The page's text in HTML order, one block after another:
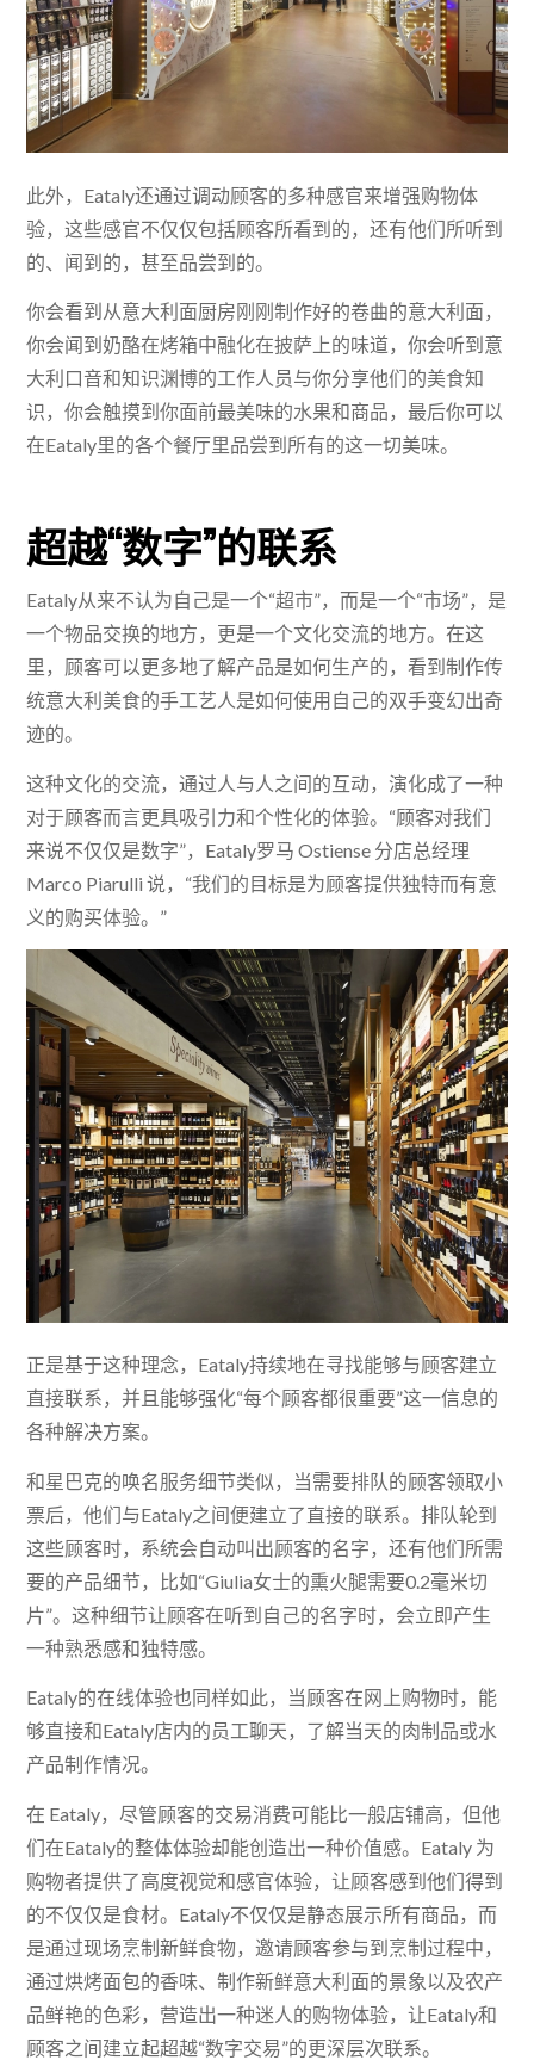
此外，Eataly还通过调动顾客的多种感官来增强购物体
验，这些感官不仅仅包括顾客所看到的，还有他们所听到
的、闻到的，甚至品尝到的。
你会看到从意大利面厨房刚刚制作好的卷曲的意大利面，
你会闻到奶酪在烤箱中融化在披萨上的味道，你会听到意
大利口音和知识渊博的工作人员与你分享他们的美食知
识，你会触摸到你面前最美味的水果和商品，最后你可以
在Eataly里的各个餐厅里品尝到所有的这一切美味。
超越“数字”的联系
Eataly从来不认为自己是一个“超市”，而是一个“市场”，是
一个物品交换的地方，更是一个文化交流的地方。在这
里，顾客可以更多地了解产品是如何生产的，看到制作传
统意大利美食的手工艺人是如何使用自己的双手变幻出奇
迹的。
这种文化的交流，通过人与人之间的互动，演化成了一种
对于顾客而言更具吸引力和个性化的体验。“顾客对我们
来说不仅仅是数字”，Eataly罗马 Ostiense 分店总经理
Marco Piarulli 说，“我们的目标是为顾客提供独特而有意
义的购买体验。”
正是基于这种理念，Eataly持续地在寻找能够与顾客建立
直接联系，并且能够强化“每个顾客都很重要”这一信息的
各种解决方案。
和星巴克的唤名服务细节类似，当需要排队的顾客领取小
票后，他们与Eataly之间便建立了直接的联系。排队轮到
这些顾客时，系统会自动叫出顾客的名字，还有他们所需
要的产品细节，比如“Giulia女士的熏火腿需要0.2毫米切
片”。这种细节让顾客在听到自己的名字时，会立即产生
一种熟悉感和独特感。
Eataly的在线体验也同样如此，当顾客在网上购物时，能
够直接和Eataly店内的员工聊天，了解当天的肉制品或水
产品制作情况。
在 Eataly，尽管顾客的交易消费可能比一般店铺高，但他
们在Eataly的整体体验却能创造出一种价值感。Eataly 为
购物者提供了高度视觉和感官体验，让顾客感到他们得到
的不仅仅是食材。Eataly不仅仅是静态展示所有商品，而
是通过现场烹制新鲜食物，邀请顾客参与到烹制过程中，
通过烘烤面包的香味、制作新鲜意大利面的景象以及农产
品鲜艳的色彩，营造出一种迷人的购物体验，让Eataly和
顾客之间建立起超越“数字交易”的更深层次联系。